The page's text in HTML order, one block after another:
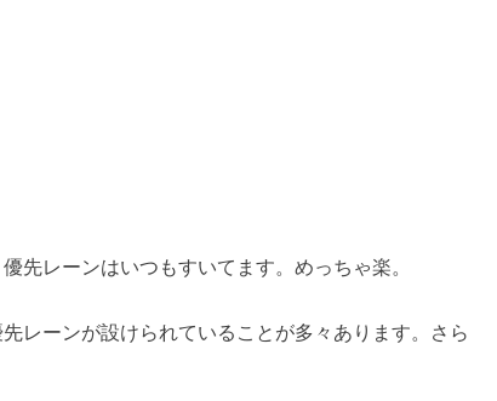
先レーンはいつもすいてます。めっちゃ楽。
レーンが設けられていることが多々あります。さら